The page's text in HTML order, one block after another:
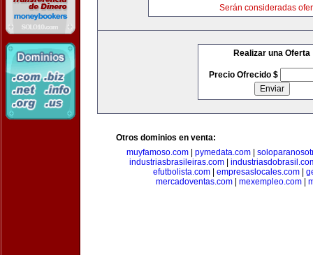
Serán consideradas
Realizar una Oferta
Precio Ofrecido $
Otros dominios en venta:
muyfamoso.com
pymedata.com
industriasbrasileiras.com|
efutbolista.com| empresaslocales.com|
mercadoventas.com
mexempleo.com